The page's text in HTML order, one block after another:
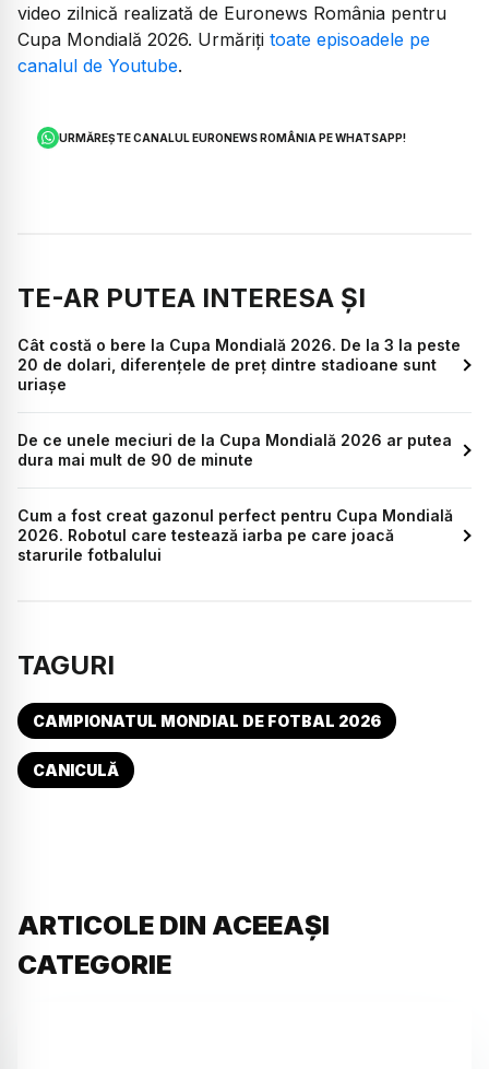
video zilnică realizată de Euronews România pentru
Cupa Mondială 2026. Urmăriți toate episoadele pe
canalul de Youtube.
URMĂREȘTE CANALUL EURONEWS ROMÂNIA PE WHATSAPP!
TE-AR PUTEA INTERESA ȘI
Cât costă o bere la Cupa Mondială 2026. De la 3 la peste
20 de dolari, diferențele de preț dintre stadioane sunt
uriașe
De ce unele meciuri de la Cupa Mondială 2026 ar putea
dura mai mult de 90 de minute
Cum a fost creat gazonul perfect pentru Cupa Mondială
2026. Robotul care testează iarba pe care joacă
starurile fotbalului
TAGURI
CAMPIONATUL MONDIAL DE FOTBAL 2026
CANICULĂ
ARTICOLE DIN ACEEAȘI
CATEGORIE